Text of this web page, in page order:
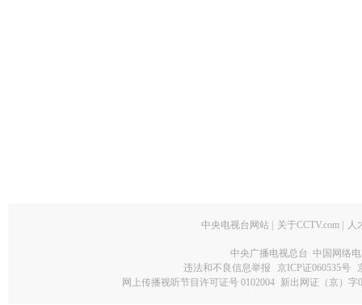
中央电视台网站 关于CCTV.com 人
中央广播电视总台 中国网络
违法和不良信息举报
京ICP证060535号
网上传播视听节目许可证号 0102004 新出网证（京）